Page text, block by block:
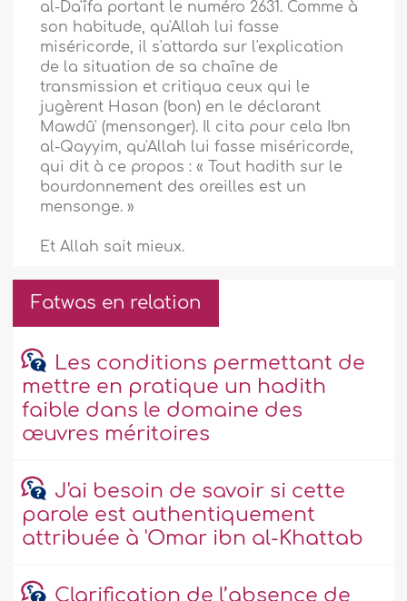
al-Da'îfa portant le numéro 2631. Comme à
son habitude, qu'Allah lui fasse
miséricorde, il s'attarda sur l'explication
de la situation de sa chaîne de
transmission et critiqua ceux qui le
jugèrent Hasan (bon) en le déclarant
Mawdû' (mensonger). Il cita pour cela Ibn
al-Qayyim, qu'Allah lui fasse miséricorde,
qui dit à ce propos : « Tout hadith sur le
bourdonnement des oreilles est un
mensonge. »
Et Allah sait mieux.
Fatwas en relation
Les conditions permettant de
mettre en pratique un hadith
faible dans le domaine des
œuvres méritoires
J'ai besoin de savoir si cette
parole est authentiquement
attribuée à 'Omar ibn al-Khattab
Clarification de l’absence de